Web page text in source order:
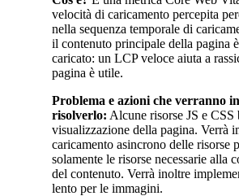
velocità di caricamento percepita
nella sequenza temporale di
il contenuto principale della pagina
caricato: un LCP veloce aiuta a
pagina è utile.
Problema e azioni che verranno
risolverlo: Alcune risorse JS e
visualizzazione della pagina. Verrà
caricamento asincrono delle risorse
solamente le risorse necessarie alla
del contenuto. Verrà inoltre
lento per le immagini.